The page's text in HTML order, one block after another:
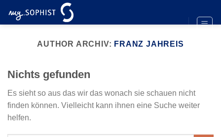
Inhalt
AUTHOR ARCHIV: FRANZ JAHREIS
Nichts gefunden
Es sieht so aus das wir das wonach sie schauen nicht
finden können. Vielleicht kann ihnen eine Suche weiter
helfen.